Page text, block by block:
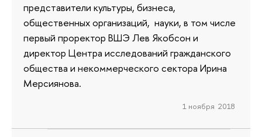
представители культуры, бизнеса,
общественных организаций, науки, в том числе
первый проректор ВШЭ Лев Якобсон и
директор Центра исследований гражданского
общества и некоммерческого сектора Ирина
Мерсиянова.
1 ноября 2018